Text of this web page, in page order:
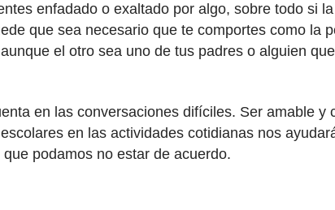
enfadado o exaltado por algo, sobre todo si
que sea necesario que te comportes como la
el otro sea uno de tus padres o alguien
en las conversaciones difíciles. Ser amable y
en las actividades cotidianas nos
podamos no estar de acuerdo.